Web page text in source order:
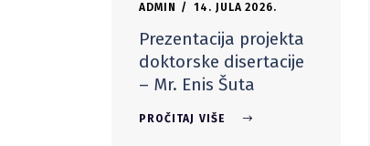
ADMIN 14. JULA 2026.
Prezentacija projekta
doktorske disertacije
– Mr. Enis Šuta
PROČITAJ VIŠE